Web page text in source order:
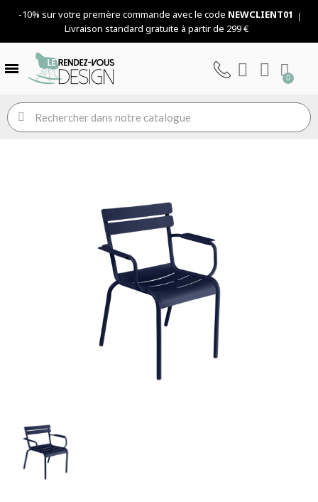
-10% sur votre premère commande avec le code NEWCLIENT01
Livraison standard gratuite à partir de 299 €